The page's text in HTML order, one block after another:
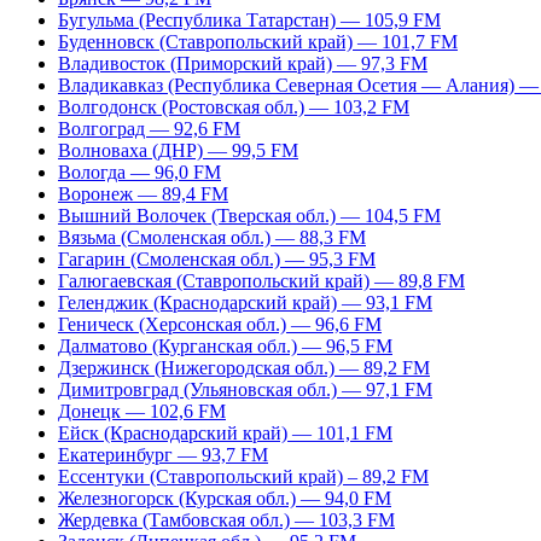
Бугульма (Республика Татарстан) — 105,9 FM
Буденновск (Ставропольский край) — 101,7 FM
Владивосток (Приморский край) — 97,3 FM
Владикавказ (Республика Северная Осетия — Алания)
Волгодонск (Ростовская обл.) — 103,2 FM
Волгоград — 92,6 FM
Волноваха (ДНР) — 99,5 FM
Вологда — 96,0 FM
Воронеж — 89,4 FM
Вышний Волочек (Тверская обл.) — 104,5 FM
Вязьма (Смоленская обл.) — 88,3 FM
Гагарин (Смоленская обл.) — 95,3 FM
Галюгаевская (Ставропольский край) — 89,8 FM
Геленджик (Краснодарский край) — 93,1 FM
Геническ (Херсонская обл.) — 96,6 FM
Далматово (Курганская обл.) — 96,5 FM
Дзержинск (Нижегородская обл.) — 89,2 FM
Димитровград (Ульяновская обл.) — 97,1 FM
Донецк — 102,6 FM
Ейск (Краснодарский край) — 101,1 FM
Екатеринбург — 93,7 FM
Ессентуки (Ставропольский край) – 89,2 FM
Железногорск (Курская обл.) — 94,0 FM
Жердевка (Тамбовская обл.) — 103,3 FM